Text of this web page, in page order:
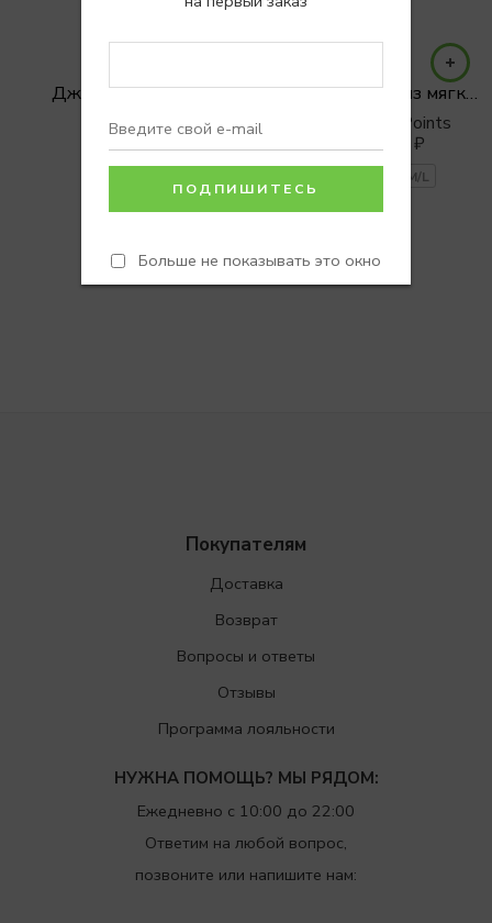
Больше не показывать это окно
Джогеры CAMEL Джоггеры PALM из мягкого хлопка с вышивкой бел
Earn 0 Reward Points
9900₽ 6900 ₽
M/L
Покупателям
Доставка
Возврат
Вопросы и ответы
Отзывы
Программа лояльности
НУЖНА ПОМОЩЬ? МЫ РЯДОМ:
Ежедневно с 10:00 до 22:00
Ответим на любой вопрос,
позвоните или напишите нам: